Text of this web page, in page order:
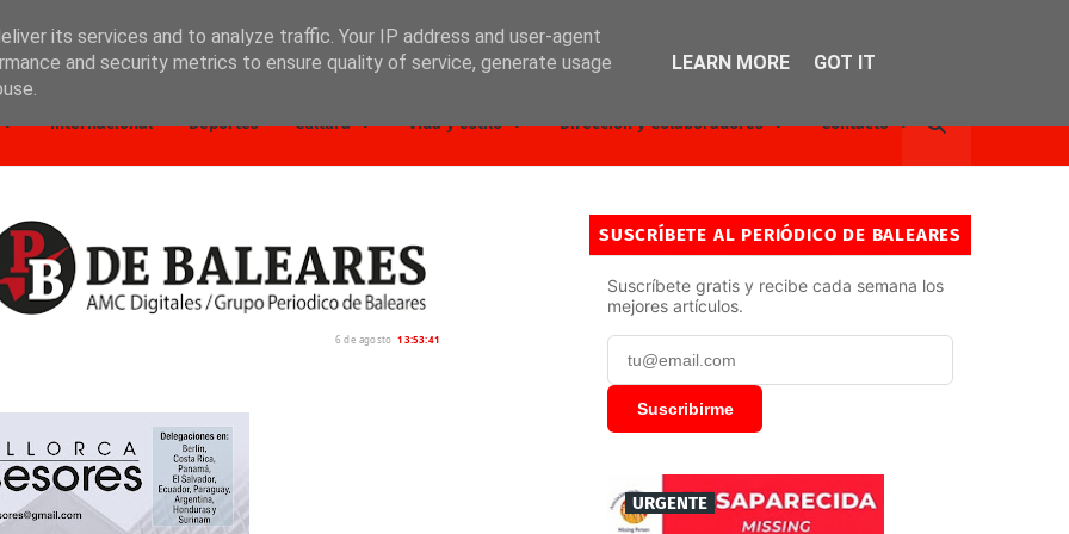
Internacional Deportes Cultura Vida y estilo Dirección y Colaboradores Contacto
6 de agosto 13:53:42
SUSCRÍBETE AL PERIÓDICO DE BALEARES
Suscríbete gratis y recibe cada semana los
mejores artículos.
Suscribirme
URGENTE
its services and to analyze traffic. Your IP address and user-agent
and security metrics to ensure quality of service, generate usage
LEARN MORE GOT IT